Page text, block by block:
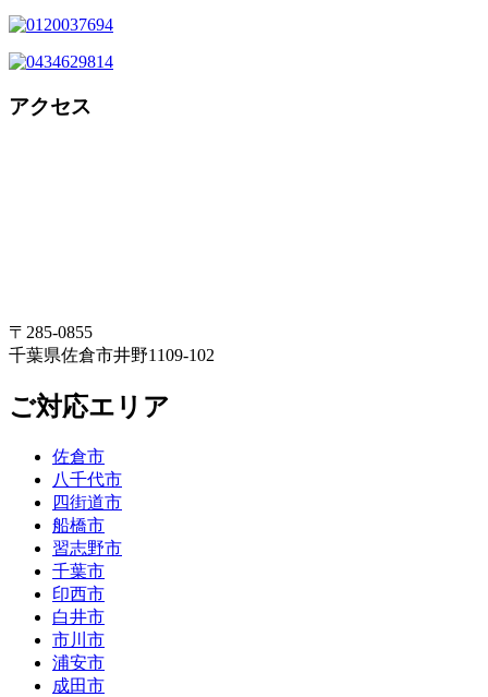
アクセス
〒285-0855
千葉県佐倉市井野1109-102
ご対応エリア
佐倉市
八千代市
四街道市
船橋市
習志野市
千葉市
印西市
白井市
市川市
浦安市
成田市